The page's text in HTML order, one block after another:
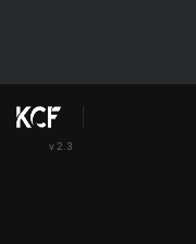
v 2.3